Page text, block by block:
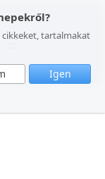
cikkeket, tartalmakat
Igen